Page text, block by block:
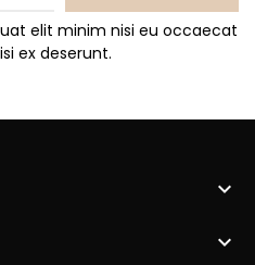
elit minim nisi eu occaecat
ex deserunt.

